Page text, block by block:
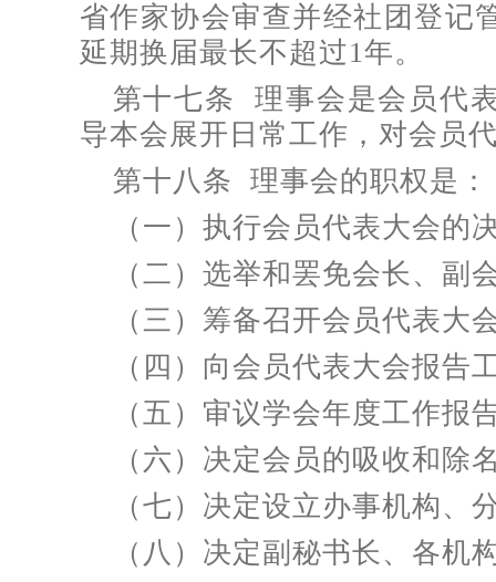
省作家协会审查并经社团登记
延期换届最长不超过1年。
第十七条 理事会是会员代
导本会展开日常工作，对会员
第十八条 理事会的职权是：
（一）执行会员代表大会的
（二）选举和罢免会长、副
（三）筹备召开会员代表大
（四）向会员代表大会报告
（五）审议学会年度工作报
（六）决定会员的吸收和除
（七）决定设立办事机构、
（八）决定副秘书长、各机